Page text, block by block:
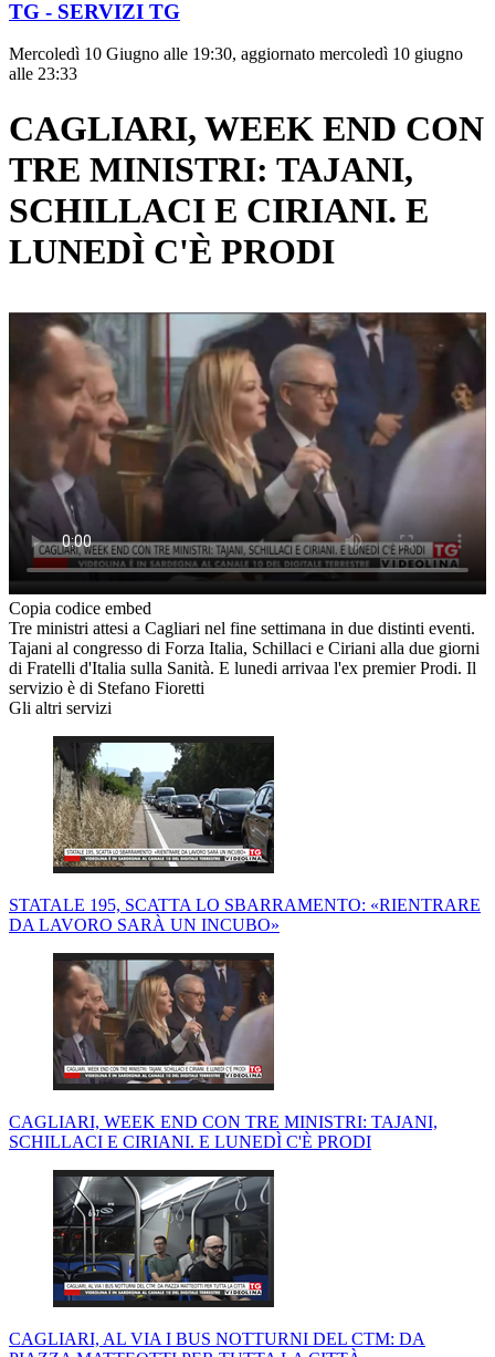
TG - SERVIZI TG
Mercoledì 10 Giugno alle 19:30, aggiornato mercoledì 10 giugno
alle 23:33
CAGLIARI, WEEK END CON
TRE MINISTRI: TAJANI,
SCHILLACI E CIRIANI. E
LUNEDÌ C'È PRODI
Copia codice embed
Tre ministri attesi a Cagliari nel fine settimana in due distinti eventi.
Tajani al congresso di Forza Italia, Schillaci e Ciriani alla due giorni
di Fratelli d'Italia sulla Sanità. E lunedi arrivaa l'ex premier Prodi. Il
servizio è di Stefano Fioretti
Gli altri servizi
STATALE 195, SCATTA LO SBARRAMENTO: «RIENTRARE
DA LAVORO SARÀ UN INCUBO»
CAGLIARI, WEEK END CON TRE MINISTRI: TAJANI,
SCHILLACI E CIRIANI. E LUNEDÌ C'È PRODI
CAGLIARI, AL VIA I BUS NOTTURNI DEL CTM: DA